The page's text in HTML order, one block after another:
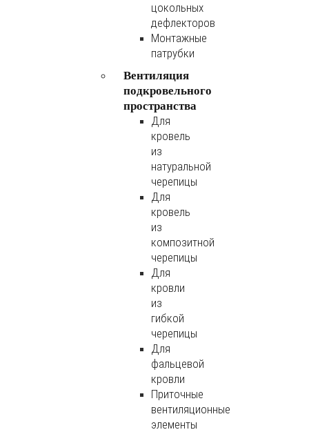
цокольных
дефлекторов
Монтажные
патрубки
Вентиляция
подкровельного
пространства
Для
кровель
из
натуральной
черепицы
Для
кровель
из
композитной
черепицы
Для
кровли
из
гибкой
черепицы
Для
фальцевой
кровли
Приточные
вентиляционные
элементы